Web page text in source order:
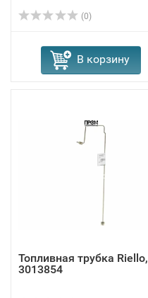
(0)
В корзину
Топливная трубка Riello,
3013854